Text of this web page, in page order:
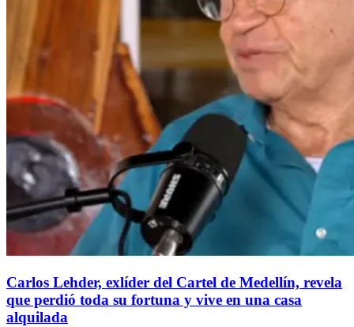
Carlos Lehder, exlíder del Cartel de Medellín, revela
que perdió toda su fortuna y vive en una casa
alquilada